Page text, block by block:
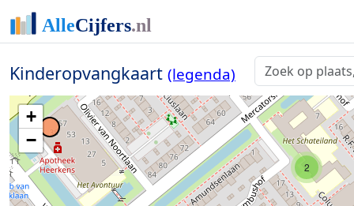
Kinderopvangkaart (legenda)
2
+
−